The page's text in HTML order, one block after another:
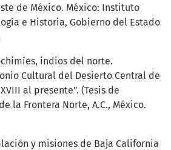
de México. México: Instituto
e Historia, Gobierno del Estado
indios del norte.
Cultural del Desierto Central de
al presente”. (Tesis de
la Frontera Norte, A.C., México.
y misiones de Baja California